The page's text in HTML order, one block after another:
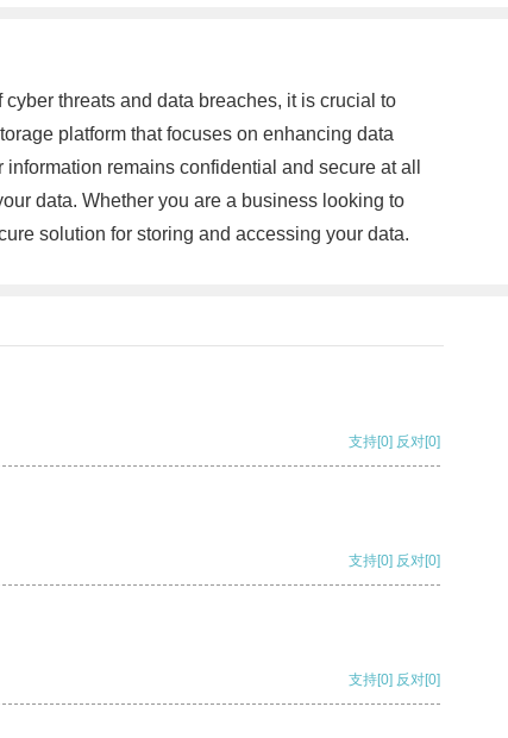
threats and data breaches, it is crucial to
platform that focuses on enhancing data
remains confidential and secure at all
data. Whether you are a business looking to
solution for storing and accessing your data.
支持[0] 反对[0]
支持[0] 反对[0]
支持[0] 反对[0]